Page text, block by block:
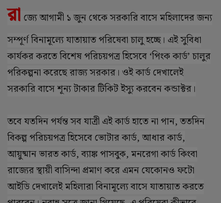
রা জ্যে আগামী ১ জুন থেকে সরকারি বাসে মহিলাদের জন্য
সম্পূর্ণ বিনামূল্যে যাতায়াত পরিষেবা চালু হচ্ছে। এই সুবিধা
কার্যকর করতে বিশেষ পরিচয়পত্র হিসেবে ‘পিংক কার্ড’ চালুর
পরিকল্পনা করেছে রাজ্য সরকার। ওই কার্ড দেখালেই
সরকারি বাসে শূন্য টাকার টিকিট ইস্যু করবেন কন্ডাক্টর।
তবে যতদিন পর্যন্ত সব যাত্রী এই কার্ড হাতে না পান,ততদিন
বিকল্প পরিচয়পত্র হিসেবে ভোটার কার্ড, আধার কার্ড,
আয়ুষ্মান ভারত কার্ড,ব্যাঙ্ক পাসবুক, মনরেগা কার্ড কিংবা
রাজ্যের স্থায়ী বাসিন্দা প্রমাণ করে এমন যেকোনও ফটো
আইডি দেখালেই মহিলারা বিনামূল্যে বাসে যাতায়াত করতে